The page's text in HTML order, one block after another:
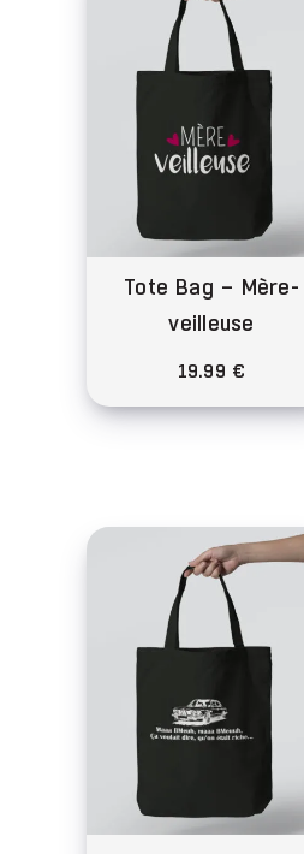
variations.
Les
peuvent
être
choisies
la
page
du
produit
Tote Bag – Mère-
veilleuse
19.99 €
Ce
variations.
Les
options
peuvent
choisies
sur
du